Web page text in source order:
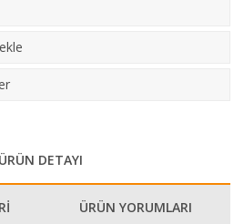
ÜRÜN DETAYI
ÜRÜN YORUMLARI